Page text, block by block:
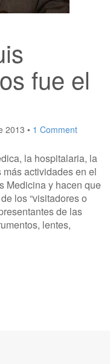
fue el
2013 • 1 Comment
la hospitalaria, la
actividades en el
Medicina y hacen que
los “visitadores o
de las
lentes,